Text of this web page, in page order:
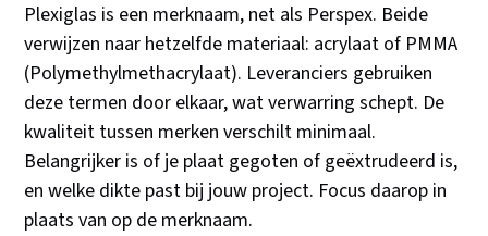
Plexiglas is een merknaam, net als Perspex. Beide
verwijzen naar hetzelfde materiaal: acrylaat of PMMA
(Polymethylmethacrylaat). Leveranciers gebruiken
deze termen door elkaar, wat verwarring schept. De
kwaliteit tussen merken verschilt minimaal.
Belangrijker is of je plaat gegoten of geëxtrudeerd is,
en welke dikte past bij jouw project. Focus daarop in
plaats van op de merknaam.